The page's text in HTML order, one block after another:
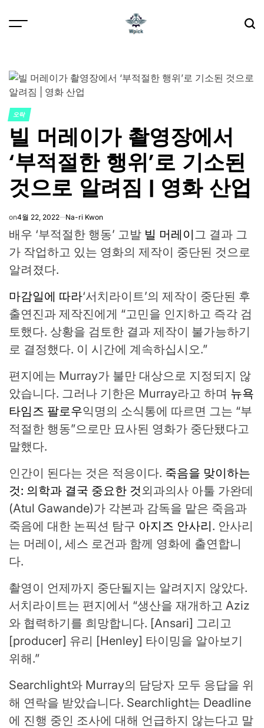
POSTED
IN
오락
빌 머레이가 촬영장에서
‘부적절한 행위’로 기소된
것으로 알려짐 | 영화 산업
on4월 22, 2022 Na-ri Kwon
배우 ‘부적절한 행동’ 고발 빌 머레이그 결과 그
가 작업하고 있는 영화의 제작이 중단된 것으로
알려졌다.
마감일에 따라‘서치라이트’의 제작이 중단된 후
출연진과 제작진에게 “고민을 인지하고 즉각 검
토했다. 상황을 검토한 결과 제작이 불가능하기
로 결정했다. 이 시간에 계속하십시오.”
편지에는 Murray가 불만 대상으로 지정되지 않
았습니다. 그러나 기한은 Murray라고 하며 뉴욕
타임즈 팔로우익명의 소식통에 따르면 그는 “부
적절한 행동”으로만 묘사된 영화가 중단됐다고
말했다.
인간이 된다는 것은 적응이다. 죽음을 맞이하는
것: 의학과 결국 중요한 것외과의사 아툴 가완데
(Atul Gawande)가 각본과 감독을 맡은 죽음과
죽음에 대한 논픽션 탐구 아지즈 안사리. 안사리
는 머레이, 세스 로건과 함께 영화에 출연합니
다.
촬영이 언제까지 중단될지는 알려지지 않았다.
서치라이트는 편지에서 “생산을 재개하고 Aziz
와 협력하기를 희망합니다. [Ansari] 그리고
[producer] 유리 [Henley] 타이밍을 알아보기
위해.”
Searchlight와 Murray의 담당자 모두 응답을 위
해 연락을 받았습니다. Searchlight는 Deadline
에 진행 중인 조사에 대해 언급하지 않는다고 말